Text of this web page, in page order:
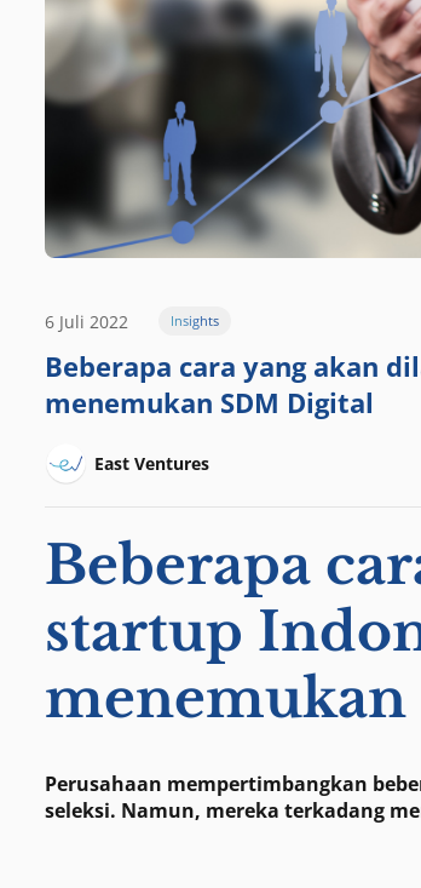
6 Juli 2022 Insights
Beberapa cara yang akan
menemukan SDM Digital
East Ventures
Beberapa
startup
Perusahaan mempertimbangkan
seleksi. Namun, mereka terkadang